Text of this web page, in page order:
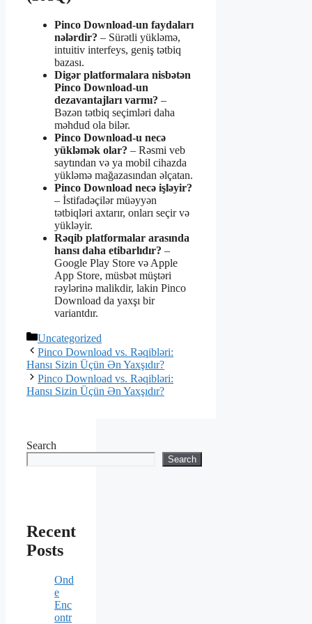
Pinco Download-un faydaları
nələrdir? – Sürətli yükləmə,
intuitiv interfeys, geniş tətbiq
bazası.
Digər platformalara nisbətən
Pinco Download-un
dezavantajları varmı? –
Bəzən tətbiq seçimləri daha
məhdud ola bilər.
Pinco Download-u necə
yükləmək olar? – Rəsmi veb
saytından və ya mobil cihazda
yükləmə mağazasından əlçatan.
Pinco Download necə işləyir?
– İstifadəçilər müəyyən
tətbiqləri axtarır, onları seçir və
yükləyir.
Rəqib platformalar arasında
hansı daha etibarlıdır? –
Google Play Store və Apple
App Store, müsbət müştəri
rəylərinə malikdir, lakin Pinco
Download da yaxşı bir
variantdır.
Categories
Uncategorized
Pinco Download vs. Rəqibləri:
Hansı Sizin Üçün Ən Yaxşıdır?
Pinco Download vs. Rəqibləri:
Hansı Sizin Üçün Ən Yaxşıdır?
Search
Search
Recent
Posts
Ond
e
Enc
ontr